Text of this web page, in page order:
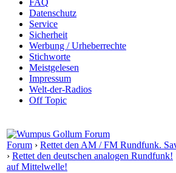
FAQ
Datenschutz
Service
Sicherheit
Werbung / Urheberrechte
Stichworte
Meistgelesen
Impressum
Welt-der-Radios
Off Topic
Forum › Rettet den AM / FM Rundfunk.
› Rettet den deutschen analogen Rundfunk!
auf Mittelwelle!